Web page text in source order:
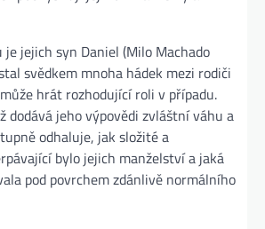
je jejich syn Daniel (Milo Machado
svědkem mnoha hádek mezi rodiči
hrát rozhodující roli v případu.
dodává jeho výpovědi zvláštní váhu a
odhaluje, jak složité a
bylo jejich manželství a jaká
pod povrchem zdánlivě normálního